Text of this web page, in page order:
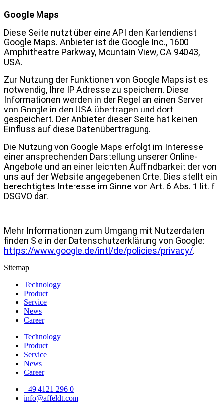
Google Maps
Diese Seite nutzt über eine API den Kartendienst
Google Maps. Anbieter ist die Google Inc., 1600
Amphitheatre Parkway, Mountain View, CA 94043,
USA.
Zur Nutzung der Funktionen von Google Maps ist es
notwendig, Ihre IP Adresse zu speichern. Diese
Informationen werden in der Regel an einen Server
von Google in den USA übertragen und dort
gespeichert. Der Anbieter dieser Seite hat keinen
Einfluss auf diese Datenübertragung.
Die Nutzung von Google Maps erfolgt im Interesse
einer ansprechenden Darstellung unserer Online-
Angebote und an einer leichten Auffindbarkeit der von
uns auf der Website angegebenen Orte. Dies stellt ein
berechtigtes Interesse im Sinne von Art. 6 Abs. 1 lit. f
DSGVO dar.
Mehr Informationen zum Umgang mit Nutzerdaten
finden Sie in der Datenschutzerklärung von Google:
https://www.google.de/intl/de/policies/privacy/.
Sitemap
Technology
Product
Service
News
Career
Technology
Product
Service
News
Career
+49 4121 296 0
info@affeldt.com